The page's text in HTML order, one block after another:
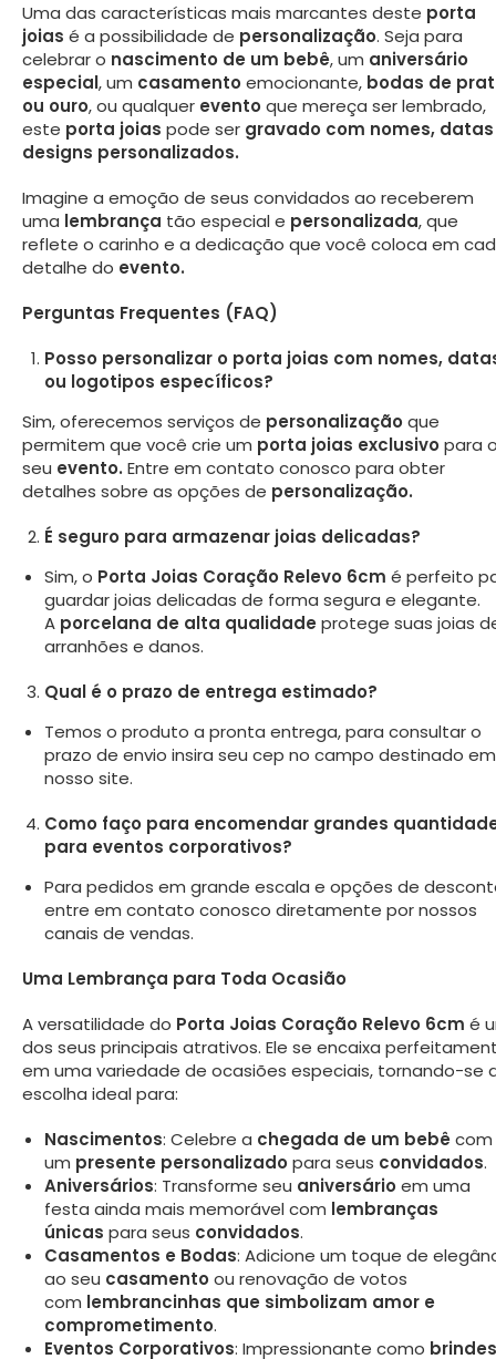
Uma das características mais marcantes deste porta
joias é a possibilidade de personalização. Seja para
celebrar o nascimento de um bebê, um aniversário
especial, um casamentoemocionante, bodas de
ou ouro, ou qualquer eventoque mereça ser lembrado,
este porta joias pode ser gravado com nomes,
designs personalizados.
Imagine a emoção de seus convidados ao receberem
uma lembrança tão especial e personalizada, que
reflete o carinho e a dedicação que você coloca em
detalhe do evento.
Perguntas Frequentes (FAQ)
Posso personalizar o porta joias com nomes,
ou logotipos específicos?
Sim, oferecemos serviços de personalizaçãoque
permitem que você crie um porta joias exclusivopara
seu evento. Entre em contato conosco para obter
detalhes sobre as opções de personalização.
É seguro para armazenar joias delicadas?
Sim, o Porta Joias Coração Relevo 6cm é perfeito
guardar joias delicadas de forma segura e elegante.
A porcelana de alta qualidade protege suas joias
arranhões e danos.
Qual é o prazo de entrega estimado?
Temos o produto a pronta entrega, para consultar o
prazo de envio insira seu cep no campo destinado em
nosso site.
Como faço para encomendar grandes
para eventos corporativos?
Para pedidos em grande escala e opções de
entre em contato conosco diretamente por nossos
canais de vendas.
Uma Lembrança para Toda Ocasião
A versatilidade do Porta Joias Coração Relevo 6cm é
dos seus principais atrativos. Ele se encaixa
em uma variedade de ocasiões especiais, tornando-se
escolha ideal para:
Nascimentos: Celebre a chegada de um bebê com
um presente personalizadopara seus convidados.
Aniversários: Transforme seu aniversárioem uma
festa ainda mais memorável com lembranças
únicas para seus convidados.
Casamentos e Bodas: Adicione um toque de
ao seu casamentoou renovação de votos
com lembrancinhas que simbolizam amor e
comprometimento.
Eventos Corporativos: Impressionante como brindes